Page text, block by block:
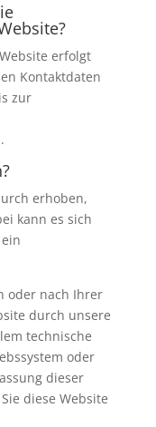
erfolgt
Kontaktdaten
zur
erhoben,
kann es sich
oder nach Ihrer
durch unsere
technische
oder
dieser
diese Website